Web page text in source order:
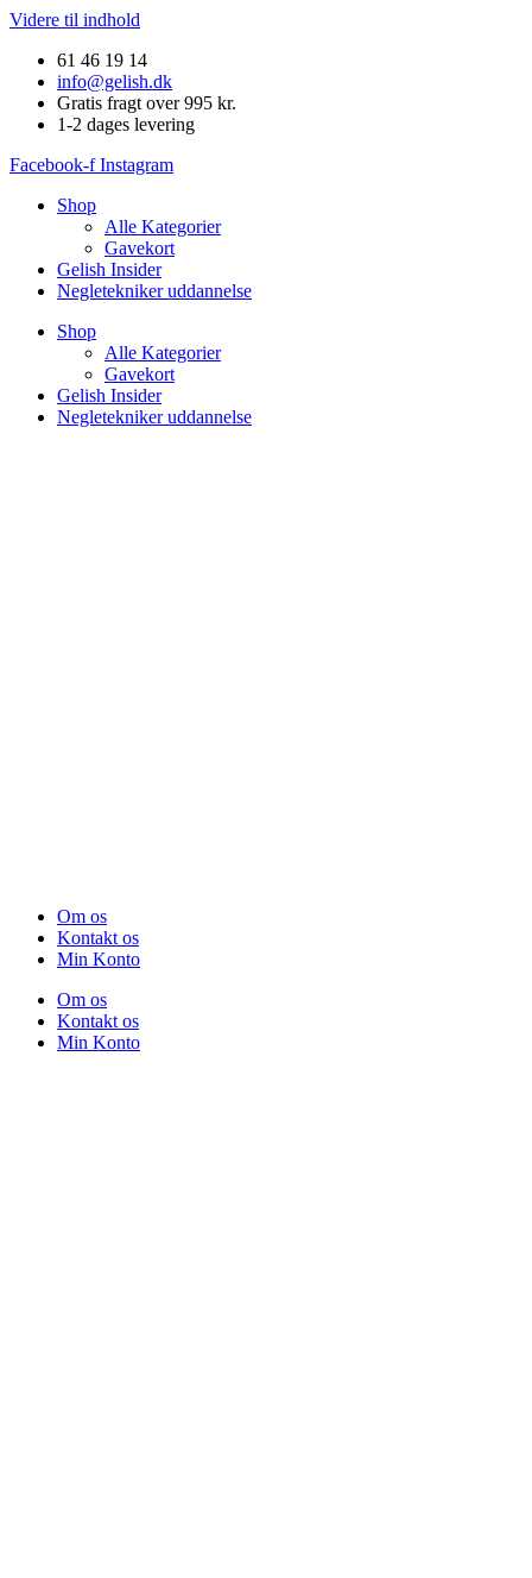
Videre til indhold
61 46 19 14
info@gelish.dk
Gratis fragt over 995 kr.
1-2 dages levering
Facebook-f Instagram
Shop
Alle Kategorier
Gavekort
Gelish Insider
Negletekniker uddannelse
Shop
Alle Kategorier
Gavekort
Gelish Insider
Negletekniker uddannelse
Om os
Kontakt os
Min Konto
Om os
Kontakt os
Min Konto